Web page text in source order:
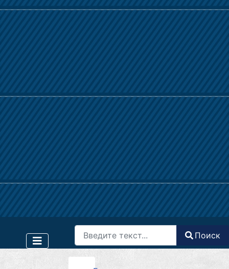
Поиск
Type 2 or more characters for results.
Поиск